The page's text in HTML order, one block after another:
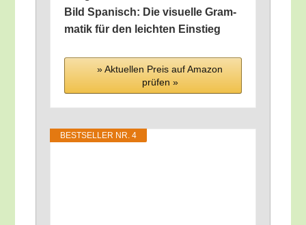
Bild Spa­nisch: Die visu­el­le Gram­
ma­tik für den leich­ten Einstieg
» Aktu­el­len Preis auf Ama­zon
prü­fen »
BEST­SEL­LER NR. 4